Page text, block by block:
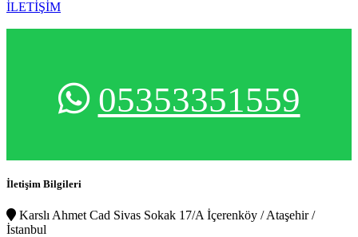
İLETİŞİM
05353351559
İletişim Bilgileri
Karslı Ahmet Cad Sivas Sokak 17/A İçerenköy / Ataşehir /
İstanbul